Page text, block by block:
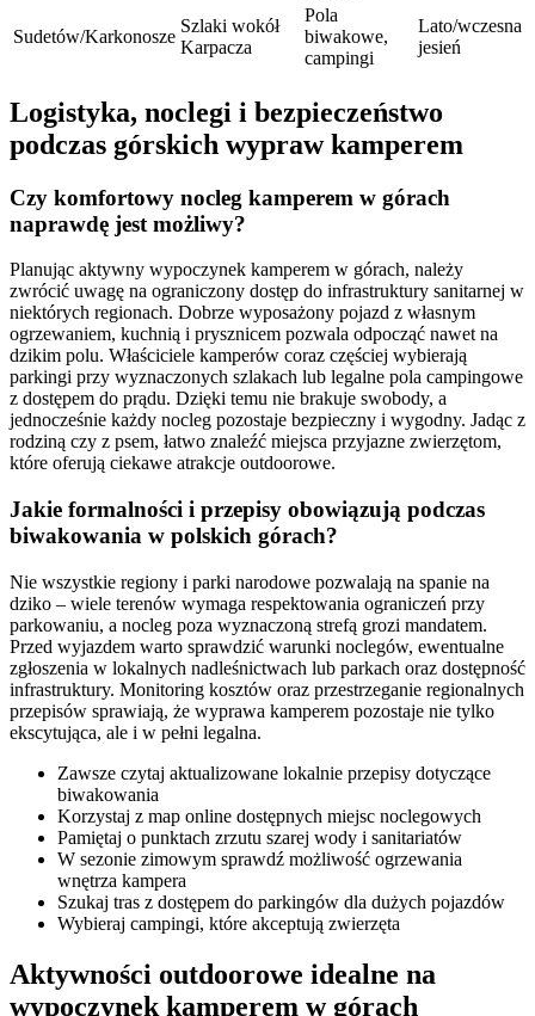
Sudetów/Karkonosze
Szlaki wokół
Karpacza
Pola
biwakowe,
campingi
Lato/wczesna
jesień
Logistyka, noclegi i bezpieczeństwo
podczas górskich wypraw kamperem
Czy komfortowy nocleg kamperem w górach
naprawdę jest możliwy?
Planując aktywny wypoczynek kamperem w górach, należy
zwrócić uwagę na ograniczony dostęp do infrastruktury sanitarnej w
niektórych regionach. Dobrze wyposażony pojazd z własnym
ogrzewaniem, kuchnią i prysznicem pozwala odpocząć nawet na
dzikim polu. Właściciele kamperów coraz częściej wybierają
parkingi przy wyznaczonych szlakach lub legalne pola campingowe
z dostępem do prądu. Dzięki temu nie brakuje swobody, a
jednocześnie każdy nocleg pozostaje bezpieczny i wygodny. Jadąc z
rodziną czy z psem, łatwo znaleźć miejsca przyjazne zwierzętom,
które oferują ciekawe atrakcje outdoorowe.
Jakie formalności i przepisy obowiązują podczas
biwakowania w polskich górach?
Nie wszystkie regiony i parki narodowe pozwalają na spanie na
dziko – wiele terenów wymaga respektowania ograniczeń przy
parkowaniu, a nocleg poza wyznaczoną strefą grozi mandatem.
Przed wyjazdem warto sprawdzić warunki noclegów, ewentualne
zgłoszenia w lokalnych nadleśnictwach lub parkach oraz dostępność
infrastruktury. Monitoring kosztów oraz przestrzeganie regionalnych
przepisów sprawiają, że wyprawa kamperem pozostaje nie tylko
ekscytująca, ale i w pełni legalna.
Zawsze czytaj aktualizowane lokalnie przepisy dotyczące
biwakowania
Korzystaj z map online dostępnych miejsc noclegowych
Pamiętaj o punktach zrzutu szarej wody i sanitariatów
W sezonie zimowym sprawdź możliwość ogrzewania
wnętrza kampera
Szukaj tras z dostępem do parkingów dla dużych pojazdów
Wybieraj campingi, które akceptują zwierzęta
Aktywności outdoorowe idealne na
wypoczynek kamperem w górach